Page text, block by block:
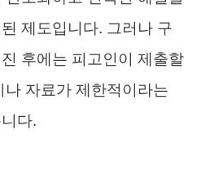
제도입니다. 그러나 구
후에는 피고인이 제출할
자료가 제한적이라는
다.